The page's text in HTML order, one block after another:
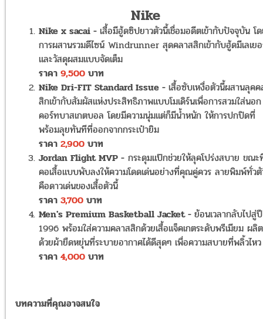
Nike
Nike x sacai - เสื้อมีฮู้ดซิปยาวตัวนี้เชื่อมอดีตเข้ากับปัจจุบัน โ
การผสานรวมดีไซน์ Windrunner สุดคลาสสิกเข้ากับฮู้ดมีเลเย
และวัสดุผสมแบบจัดเต็ม
ราคา 9,500 บาท
Nike Dri-FIT Standard Issue - เสื้อซับเหงื่อตัวนี้ผสานลุค
สิกเข้ากับสัมผัสแห่งประสิทธิภาพแบบโมเดิร์นเพื่อการสวมใส่นอก
คอร์ทบาสเกตบอล โดยมีความนุ่มแต่ก็มีน้ำหนัก ให้การปกปิดที่
พร้อมลุยทันทีที่ออกจากกระเป๋ายิม
ราคา 2,900 บาท
Jordan Flight MVP - กระดุมแป๊กช่วยให้ลุคโปร่งสบาย ขณะ
คอเสื้อแบบพับลงให้ความโดดเด่นอย่างที่คุณคู่ควร ลายพิมพ์ทั่ว
คือดาวเด่นของเสื้อตัวนี้
ราคา 3,700 บาท
Men's Premium Basketball Jacket - ย้อนเวลากลับไปสู่ปี
1996 พร้อมใส่ความคลาสสิกด้วยเสื้อแจ็คเกตระดับพรีเมียม ผลิต
ด้วยผ้ายืดหยุ่นที่ระบายอากาศได้ดีสุดๆ เพื่อความสบายที่พลิ้วไหว
ราคา 4,000 บาท
บทความที่คุณอาจสนใจ